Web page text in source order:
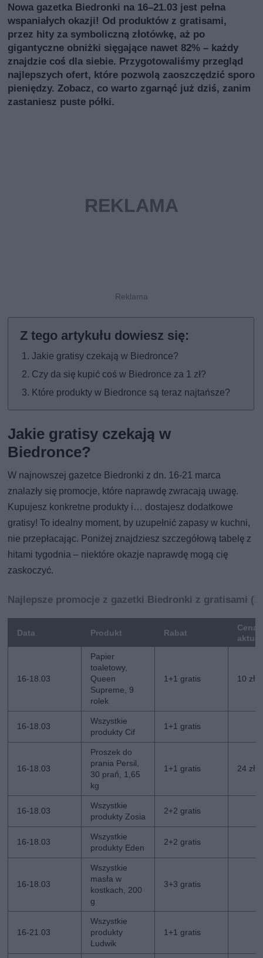
Nowa gazetka Biedronki na 16–21.03 jest pełna
wspaniałych okazji! Od produktów z gratisami,
przez hity za symboliczną złotówkę, aż po
gigantyczne obniżki sięgające nawet 82% – każdy
znajdzie coś dla siebie. Przygotowaliśmy przegląd
najlepszych ofert, które pozwolą zaoszczędzić sporo
pieniędzy. Zobacz, co warto zgarnąć już dziś, zanim
zastaniesz puste półki.
Jakie gratisy czekają w Biedronce?
Czy da się kupić coś w Biedronce za 1 zł?
Które produkty w Biedronce są teraz najtańsze?
Jakie gratisy czekają w
Biedronce?
W najnowszej gazetce Biedronki z dn. 16-21 marca
znalazły się promocje, które naprawdę zwracają uwagę.
Kupujesz konkretne produkty i… dostajesz dodatkowe
gratisy! To idealny moment, by uzupełnić zapasy w kuchni,
nie przepłacając. Poniżej znajdziesz szczegółową tabelę z
hitami tygodnia – niektóre okazje naprawdę mogą cię
zaskoczyć.
Najlepsze promocje z gazetki Biedronki z gratisami
Data Produkt Rabat
Cena
16-18.03
Papier
toaletowy,
Queen
Supreme, 9
rolek
1+1 gratis 10 zł/
16-18.03
Wszystkie
produkty Cif
1+1 gratis
16-18.03
Proszek do
prania Persil,
30 prań, 1,65
kg
1+1 gratis 24 zł/
16-18.03
Wszystkie
produkty Zosia
2+2 gratis
16-18.03
Wszystkie
produkty Eden
2+2 gratis
16-18.03
Wszystkie
masła w
kostkach, 200
g
3+3 gratis
16-21.03
Wszystkie
produkty
Ludwik
1+1 gratis